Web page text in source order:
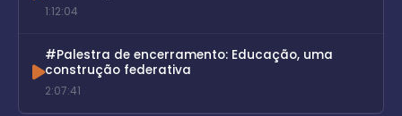
1:12:04
#Palestra de encerramento: Educação, uma
construção federativa
2:07:41